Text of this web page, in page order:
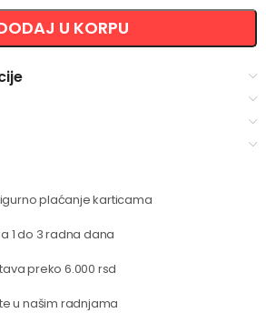
U KORPU
plaćanje karticama
1 do 3 radna dana
preko 6.000 rsd
u našim radnjama